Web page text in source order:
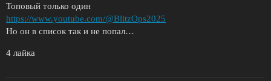
Топовый только один
https://www.youtube.com/@BlitzOps2025
Но он в список так и не попал…
4 лайка